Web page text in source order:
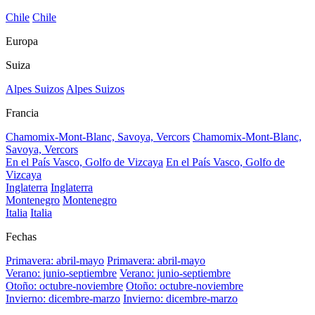
Chile Chile
Europa
Suiza
Alpes Suizos Alpes Suizos
Francia
Chamomix-Mont-Blanc, Savoya, Vercors Chamomix-Mont-Blanc,
Savoya, Vercors
En el País Vasco, Golfo de Vizcaya En el País Vasco, Golfo de
Vizcaya
Inglaterra Inglaterra
Montenegro Montenegro
Italia Italia
Fechas
Primavera: abril-mayo Primavera: abril-mayo
Verano: junio-septiembre Verano: junio-septiembre
Otoño: octubre-noviembre Otoño: octubre-noviembre
Invierno: dicembre-marzo Invierno: dicembre-marzo